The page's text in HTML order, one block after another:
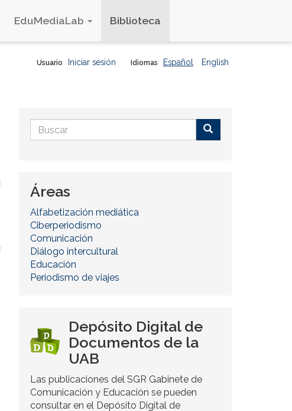
EduMediaLab Biblioteca
Idiomas Español English
Usuario Iniciar sesión
Formulario
de
Áreas
Alfabetización mediática
Ciberperiodismo
Comunicación
Diálogo intercultural
Educación
Periodismo de viajes
Depósito Digital de
Documentos de la
UAB
Las publicaciones del SGR Gabinete de
Comunicación y Educación se pueden
consultar en el Depósito Digital de